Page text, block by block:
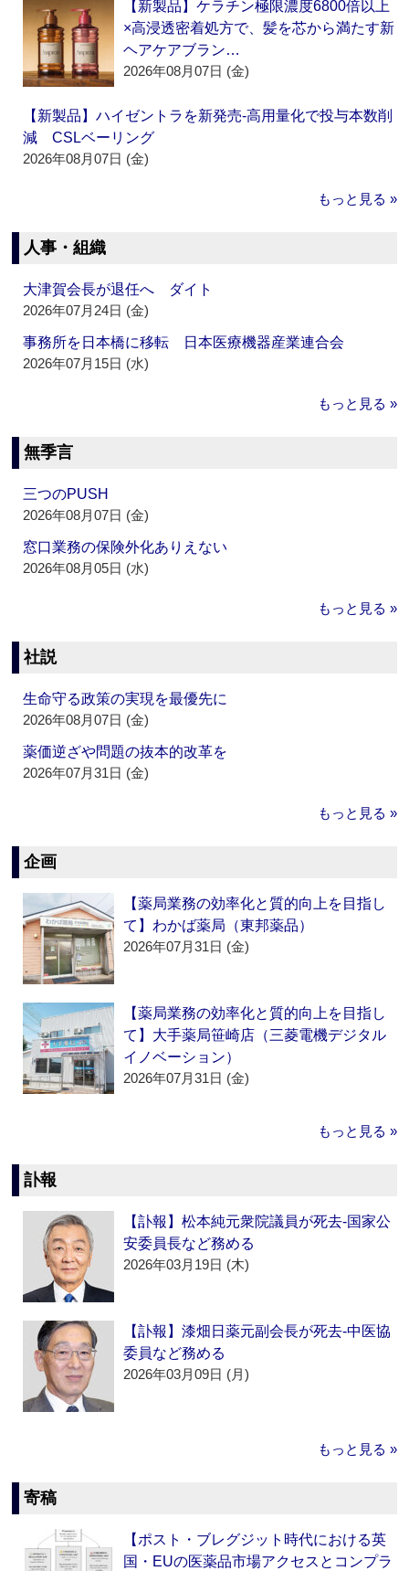
【新製品】ケラチン極限濃度6800倍以上
×高浸透密着処方で、髪を芯から満たす新
ヘアケアブラン…
2026年08月07日 (金)
【新製品】ハイゼントラを新発売‐高用量化で投与本数削
減 CSLベーリング
2026年08月07日 (金)
もっと見る »
人事・組織
大津賀会長が退任へ ダイト
2026年07月24日 (金)
事務所を日本橋に移転 日本医療機器産業連合会
2026年07月15日 (水)
もっと見る »
無季言
三つのPUSH
2026年08月07日 (金)
窓口業務の保険外化ありえない
2026年08月05日 (水)
もっと見る »
社説
生命守る政策の実現を最優先に
2026年08月07日 (金)
薬価逆ざや問題の抜本的改革を
2026年07月31日 (金)
もっと見る »
企画
【薬局業務の効率化と質的向上を目指し
て】わかば薬局（東邦薬品）
2026年07月31日 (金)
【薬局業務の効率化と質的向上を目指し
て】大手薬局笹崎店（三菱電機デジタル
イノベーション）
2026年07月31日 (金)
もっと見る »
訃報
【訃報】松本純元衆院議員が死去‐国家公
安委員長など務める
2026年03月19日 (木)
【訃報】漆畑日薬元副会長が死去‐中医協
委員など務める
2026年03月09日 (月)
もっと見る »
寄稿
【ポスト・ブレグジット時代における英
国・EUの医薬品市場アクセスとコンプラ